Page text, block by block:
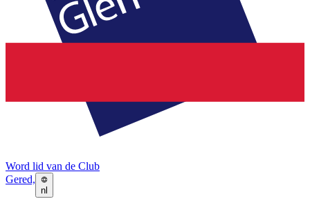
Word lid van de Club
Gered,
nl